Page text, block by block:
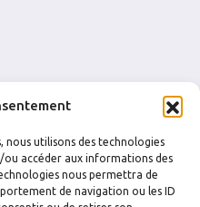
nous utilisons des technologies
accéder aux informations des
nous permettra de
de navigation ou les ID